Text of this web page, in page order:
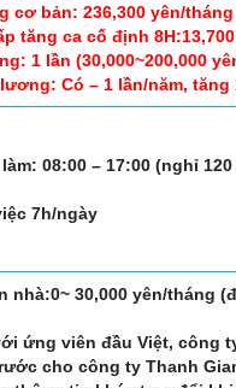
cơ bản: 236,300 yên/tháng
tăng ca cố định
1 lần (30,000~200,000
Có – 1 lần/năm, tăng
08:00 – 17:00 (nghỉ 120
7h/ngày
nhà:0~ 30,000 yên/tháng
ứng viên đầu Việt, công
cho công ty Thanh